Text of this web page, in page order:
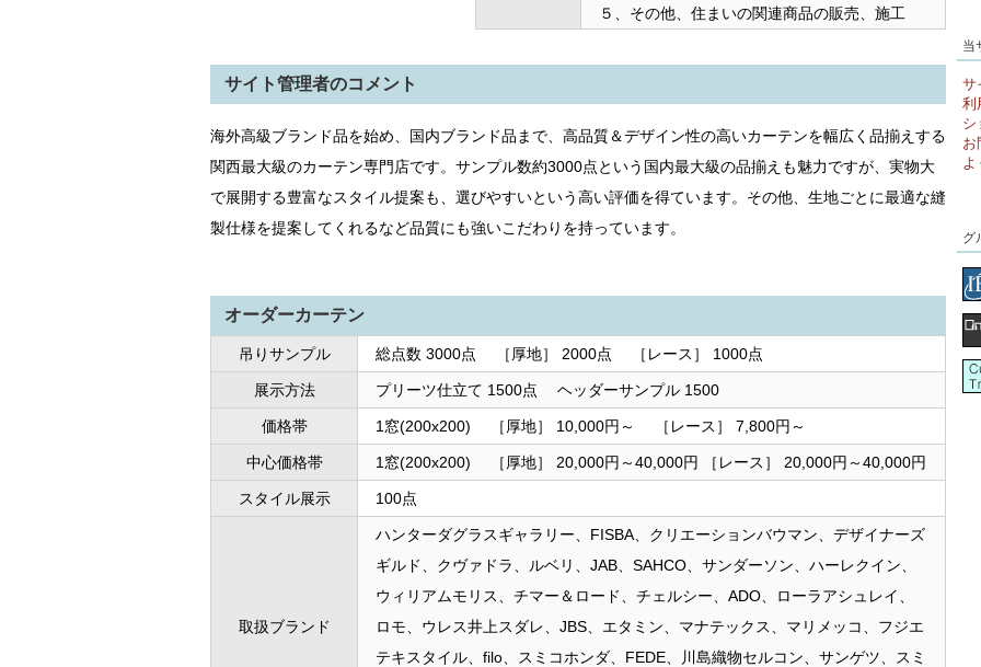
５、その他、住まいの関連商品の販売、施工
サイト管理者のコメント
海外高級ブランド品を始め、国内ブランド品まで、高品質＆デザイン性の高いカーテンを幅広く品揃えする
関西最大級のカーテン専門店です。サンプル数約3000点という国内最大級の品揃えも魅力ですが、実物大
で展開する豊富なスタイル提案も、選びやすいという高い評価を得ています。その他、生地ごとに最適な縫
製仕様を提案してくれるなど品質にも強いこだわりを持っています。
オーダーカーテン
吊りサンプル 総点数 3000点 ［厚地］ 2000点 ［レース］ 1000点
展示方法 プリーツ仕立て 1500点 ヘッダーサンプル 1500
価格帯 1窓(200x200) ［厚地］ 10,000円～ ［レース］ 7,800円～
中心価格帯 1窓(200x200) ［厚地］ 20,000円～40,000円 ［レース］ 20,000円～40,000円
スタイル展示 100点
取扱ブランド
ハンターダグラスギャラリー、FISBA、クリエーションバウマン、デザイナーズ
ギルド、クヴァドラ、ルベリ、JAB、SAHCO、サンダーソン、ハーレクイン、
ウィリアムモリス、チマー＆ロード、チェルシー、ADO、ローラアシュレイ、
ロモ、ウレス井上スダレ、JBS、エタミン、マナテックス、マリメッコ、フジエ
テキスタイル、filo、スミコホンダ、FEDE、川島織物セルコン、サンゲツ、スミ
当
サ
利
シ
お
よ
グ